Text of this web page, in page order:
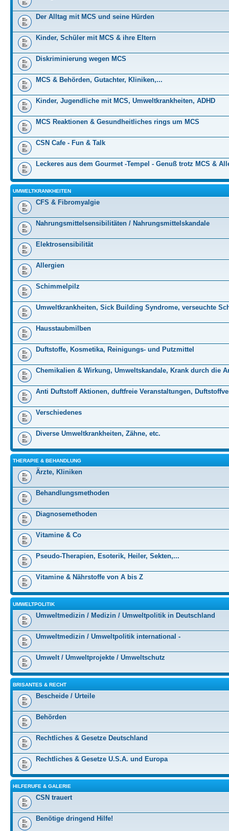
Der Alltag mit MCS und seine Hürden
Kinder, Schüler mit MCS & ihre Eltern
Diskriminierung wegen MCS
MCS & Behörden, Gutachter, Kliniken,...
Kinder, Jugendliche mit MCS, Umweltkrankheiten, ADHD
MCS Reaktionen & Gesundheitliches rings um MCS
CSN Cafe - Fun & Talk
Leckeres aus dem Gourmet -Tempel - Genuß trotz MCS &
UMWELTKRANKHEITEN
CFS & Fibromyalgie
Nahrungsmittelsensibilitäten / Nahrungsmittelskandale
Elektrosensibilität
Allergien
Schimmelpilz
Umweltkrankheiten, Sick Building Syndrome, verseuchte
Hausstaubmilben
Duftstoffe, Kosmetika, Reinigungs- und Putzmittel
Chemikalien & Wirkung, Umweltskandale, Krank durch die
Anti Duftstoff Aktionen, duftfreie Veranstaltungen,
Verschiedenes
Diverse Umweltkrankheiten, Zähne, etc.
THERAPIE & BEHANDLUNG
Ärzte, Kliniken
Behandlungsmethoden
Diagnosemethoden
Vitamine & Co
Pseudo-Therapien, Esoterik, Heiler, Sekten,...
Vitamine & Nährstoffe von A bis Z
UMWELTPOLITIK
Umweltmedizin / Medizin / Umweltpolitik in Deutschland
Umweltmedizin / Umweltpolitik international -
Umwelt / Umweltprojekte / Umweltschutz
BRISANTES & RECHT
Bescheide / Urteile
Behörden
Rechtliches & Gesetze Deutschland
Rechtliches & Gesetze U.S.A. und Europa
HILFERUFE & GALERIE
CSN trauert
Benötige dringend Hilfe!